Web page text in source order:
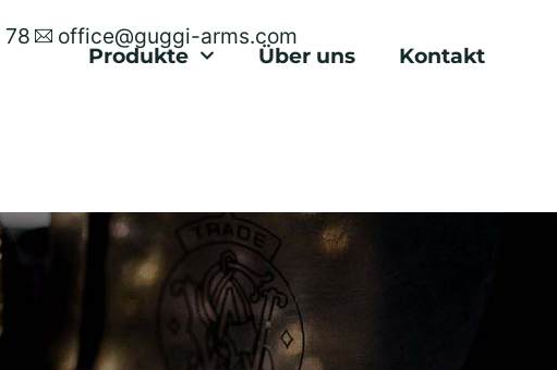
78 office@guggi-arms.com
Produkte Über uns Kontakt